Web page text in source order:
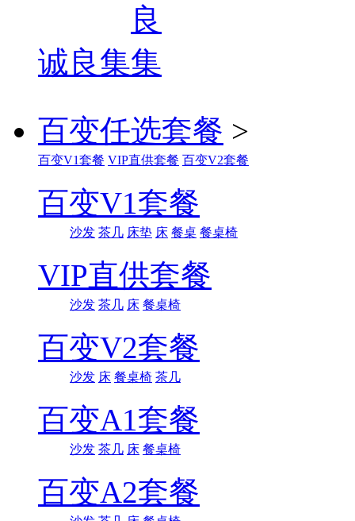
诚良集
百变任选套餐 >
百变V1套餐 VIP直供套餐 百变V2套餐
百变V1套餐
沙发 茶几 床垫 床 餐桌 餐桌椅
VIP直供套餐
沙发 茶几 床 餐桌椅
百变V2套餐
沙发 床 餐桌椅 茶几
百变A1套餐
沙发 茶几 床 餐桌椅
百变A2套餐